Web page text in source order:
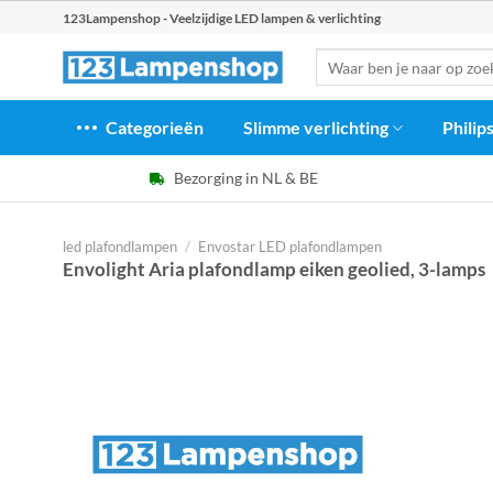
123Lampenshop - Veelzijdige LED lampen & verlichting
naar:
Categorieën Slimme verlichting Philips
Bezorging in NL & BE
led plafondlampen / Envostar LED plafondlampen
Envolight Aria plafondlamp eiken geolied, 3-lamps